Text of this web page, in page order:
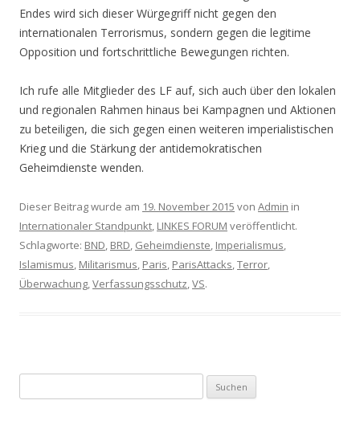
Endes wird sich dieser Würgegriff nicht gegen den
internationalen Terrorismus, sondern gegen die legitime
Opposition und fortschrittliche Bewegungen richten.
Ich rufe alle Mitglieder des LF auf, sich auch über den lokalen
und regionalen Rahmen hinaus bei Kampagnen und Aktionen
zu beteiligen, die sich gegen einen weiteren imperialistischen
Krieg und die Stärkung der antidemokratischen
Geheimdienste wenden.
Dieser Beitrag wurde am 19. November 2015 von Admin in
Internationaler Standpunkt, LINKES FORUM veröffentlicht.
Schlagworte: BND, BRD, Geheimdienste, Imperialismus,
Islamismus, Militarismus, Paris, ParisAttacks,Terror,
Überwachung,Verfassungsschutz,VS.